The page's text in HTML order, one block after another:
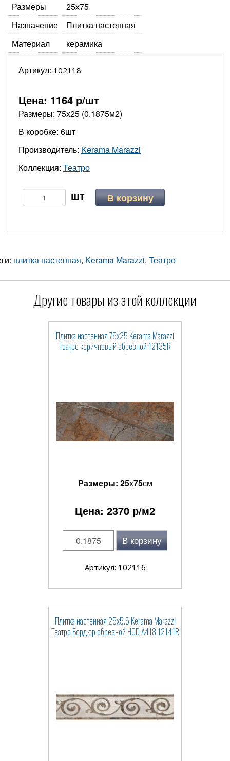
Размеры
25х75
Назначение
Плитка настенная
Материал
керамика
Артикул: 102118
Цена: 1164 р/шт
Размеры: 75х25 (0.1875м2)
В коробке: 6шт
Производитель: Kerama Marazzi
Коллекция: Театро
В корзину
плитка настенная, Kerama Marazzi, Театро
Другие товары из этой коллекции
Плитка настенная 75x25 Kerama Marazzi
Театро коричневый обрезной 12135R
Размеры: 25x75см
Цена: 2370 р/м2
В корзину
Артикул: 102116
Плитка настенная 25x5.5 Kerama Marazzi
Театро Бордюр обрезной HGD A418 12141R